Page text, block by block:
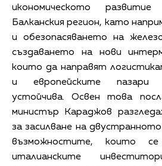
икономическото
Балканския регион, като
и обезопасяването на
създаването на нови
които да направят
и европейските пазари
устойчива. Освен това
министър Караджов
за засилване на
възможностите, които
италианските